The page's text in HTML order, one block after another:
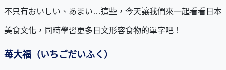
不只有おいしい、あまい…這些，今天讓我們來一起看看日本
美食文化，同時學習更多日文形容食物的單字吧！
苺大福（いちごだいふく）